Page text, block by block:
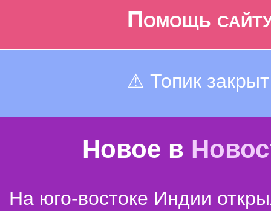
Помощь
⚠ Топик закрыт
Новое в
На юго-востоке Индии